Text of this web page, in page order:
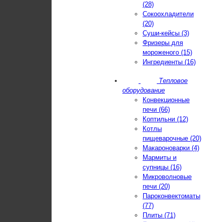
(28)
Сокоохладители
(20)
Суши-кейсы (3)
Фризеры для
мороженого (15)
Ингредиенты (16)
Тепловое
оборудование
Конвекционные
печи (66)
Коптильни (12)
Котлы
пищеварочные (20)
Макароноварки (4)
Мармиты и
супницы (16)
Микроволновые
печи (20)
Пароконвектоматы
(77)
Плиты (71)